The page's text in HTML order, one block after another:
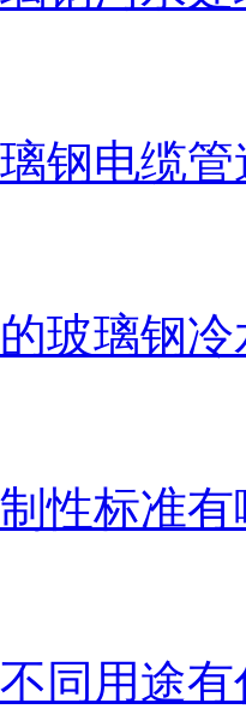
钢电缆
玻璃钢冷
性标准有
同用途